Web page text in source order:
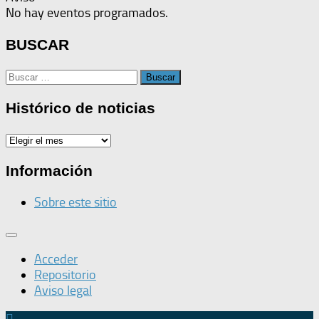
No hay eventos programados.
BUSCAR
Buscar:
Histórico de noticias
Histórico
noticias
Información
Sobre este sitio
Acceder
Repositorio
Aviso legal